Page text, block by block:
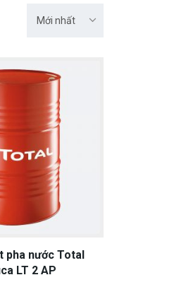
Mới nhất
pha nước Total
LT 2 AP